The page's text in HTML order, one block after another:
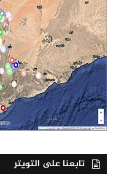
تابعنا على التويتر